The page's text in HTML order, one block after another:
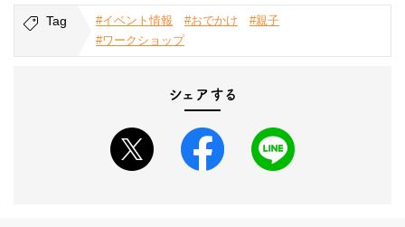
Tag #イベント情報 #おでかけ
#親子
#ワークショップ
シェアする